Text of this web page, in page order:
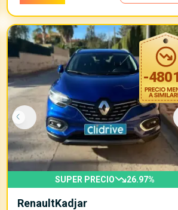
-4801
SUPER PRECIO 26.97%
RenaultKadjar